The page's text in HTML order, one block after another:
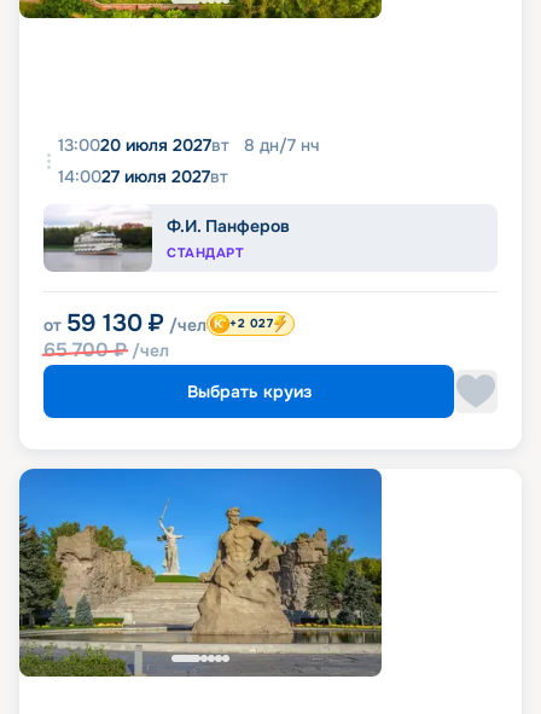
13:0020 июля 2027вт 8 дн/7 нч
14:0027 июля 2027вт
Ф.И. Панферов
СТАНДАРТ
от 59 130 ₽ /чел
65 700₽ /чел
+2 027
Выбрать круиз